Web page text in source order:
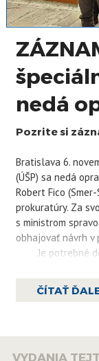
nedá
Pozrite si
Bratislava 6.
(ÚŠP) sa nedá
Robert Fico
prokuratúry. Za
s ministrom
obhajovať návrh v
Je potrebné
Privítal
špeciálne
ČÍTAŤ
VYDANIA